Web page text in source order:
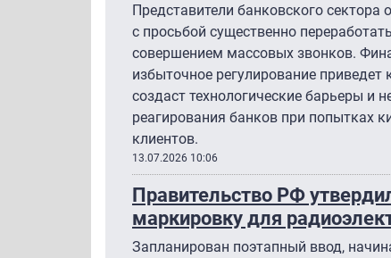
Представители банковского
с просьбой существенно
совершением массовых звонков.
избыточное регулирование
создаст технологические барьеры и
реагирования банков при попытках
клиентов.
13.07.2026 10:06
Правительство РФ
маркировку для
Запланирован поэтапный ввод,